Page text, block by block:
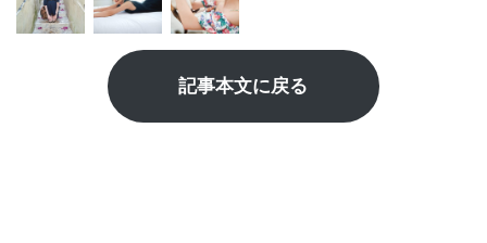
記事本文に戻る